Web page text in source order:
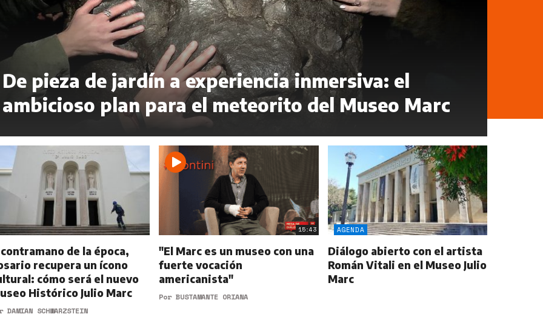
De pieza de jardín a experiencia inmersiva: el
ambicioso plan para el meteorito del Museo Marc
de la época,
recupera un ícono
cómo será el nuevo
Histórico Julio Marc
DAMIAN SCHWARZSTEIN
15:43
"El Marc es un museo con una
fuerte vocación
americanista"
PorBUSTAMANTE ORIANA
AGENDA
Diálogo abierto con el artista
Román Vitali en el Museo Julio
Marc